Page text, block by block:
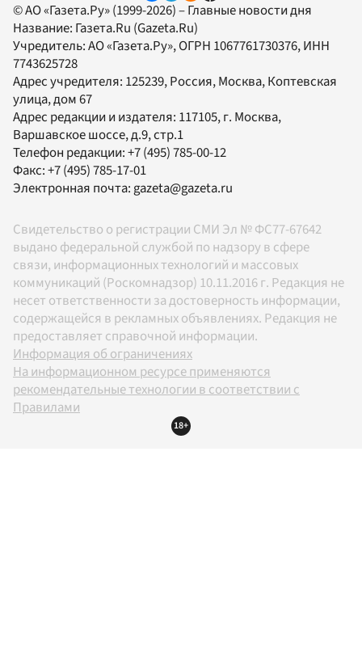
© АО «Газета.Ру» (1999-2026) – Главные новости дня
Название: Газета.Ru (Gazeta.Ru)
Учредитель:АО «Газета.Ру», ОГРН 1067761730376, ИНН
7743625728
Адрес учредителя: 125239, Россия, Москва, Коптевская
улица, дом 67
Адрес редакции и издателя: 117105, г. Москва,
Варшавское шоссе, д.9, стр.1
Телефон редакции:+7 (495) 785-00-12
Факс:+7 (495) 785-17-01
Электронная почта:gazeta@gazeta.ru
Свидетельство о регистрации СМИ Эл № ФС77-67642
выдано федеральной службой по надзору в сфере
связи, информационных технологий и массовых
коммуникаций (Роскомнадзор) 10.11.2016 г. Редакция не
несет ответственности за достоверность информации,
содержащейся в рекламных объявлениях. Редакция не
предоставляет справочной информации.
Информация об ограничениях
На информационном ресурсе применяются
рекомендательные технологии в соответствии с
Правилами
18+